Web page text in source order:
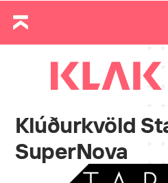
Klúðurkvöld
SuperNova